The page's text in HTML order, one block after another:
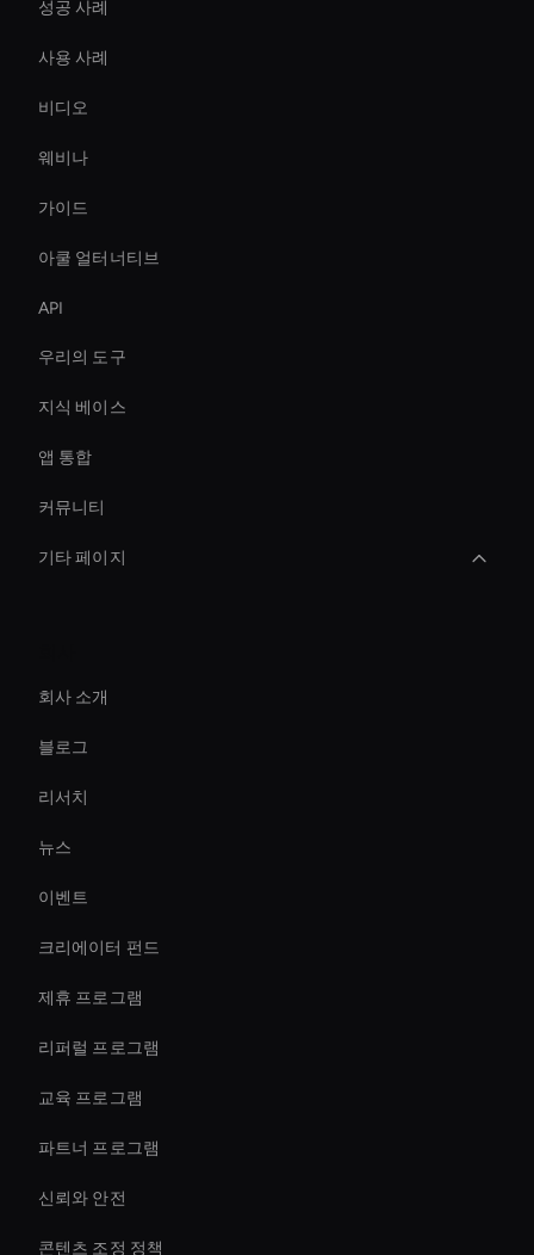
성공 사례
사용 사례
비디오
웨비나
가이드
아쿨 얼터너티브
API
우리의 도구
지식 베이스
앱 통합
커뮤니티
기타 페이지
Custom Ai Avatar Development
conversational ai avatar
Intelligent Virtual Agent
Agentic Ai Avatar
AI 비디오 업스케일러 툴
Interactive Hologram
회사 소개
블로그
리서치
뉴스
이벤트
크리에이터 펀드
제휴 프로그램
리퍼럴 프로그램
교육 프로그램
파트너 프로그램
신뢰와 안전
콘텐츠 조정 정책